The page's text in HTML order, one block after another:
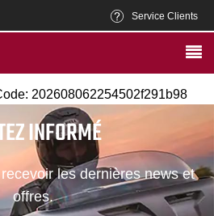
Service Clients
202608062254502f291b98
INFORMÉ
les dernières news et
offres.